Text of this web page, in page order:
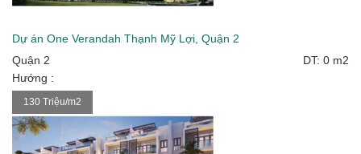
Dự án One Verandah Thạnh Mỹ Lợi, Quận 2
Quận 2
DT: 0 m2
Hướng :
130 Triệu/m2